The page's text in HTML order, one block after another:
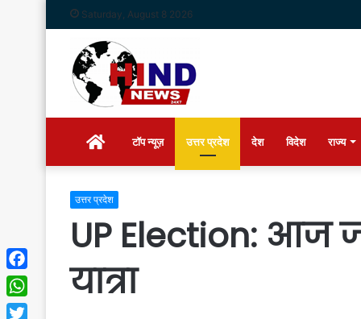
Saturday, August 8 2026
Homeटॉप न्यूज़ उत्तर प्रदेश देश विदेश राज्य
उत्तर प्रदेश
UP Election: आज
यात्रा
Facebook
WhatsApp